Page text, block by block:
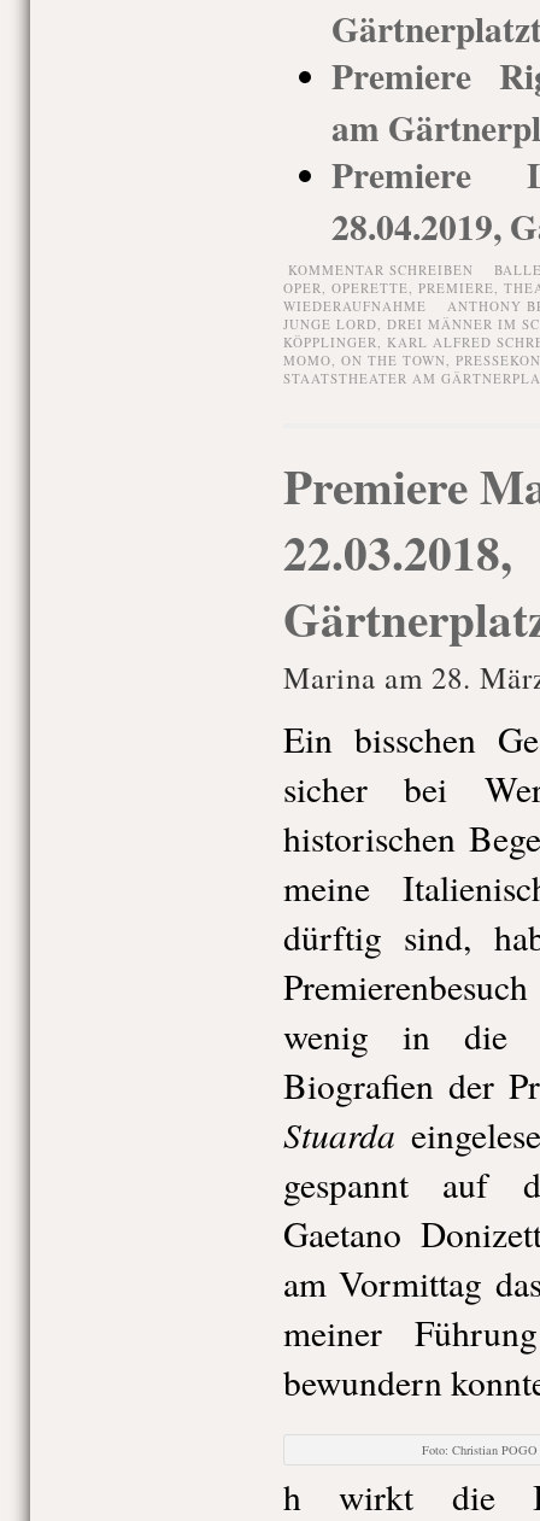
Premiere
am
Premiere
28.04.2019,
KOMMENTAR SCHREIBEN
OPER, OPERETTE, PREMIERE,
WIEDERAUFNAHME
ANTHONY
JUNGE LORD, DREI MÄNNER IM
KÖPPLINGER, KARL ALFRED
MOMO, ON THE TOWN,
STAATSTHEATER AM
Premiere
22.03.2018,
Marina am 28.
Ein bisschen
sicher bei
historischen
meine
dürftig sind,
wenig in die
Biografien der
Stuarda
gespannt auf
Gaetano
am Vormittag
meiner
bewundern
Foto: Christian POGO
h wirkt die